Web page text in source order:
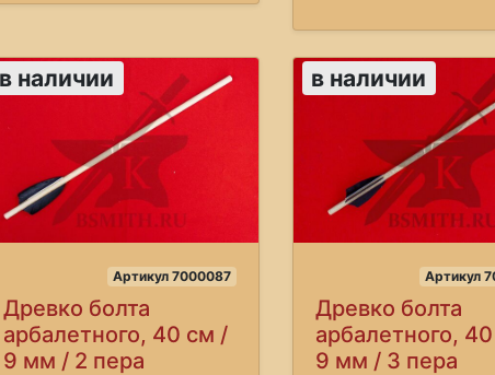
в наличии
Артикул 7000087
Древко болта
арбалетного, 40 см /
9 мм / 2 пера
в наличии
Артикул
Древко болта
арбалетного,
9 мм / 3 пера